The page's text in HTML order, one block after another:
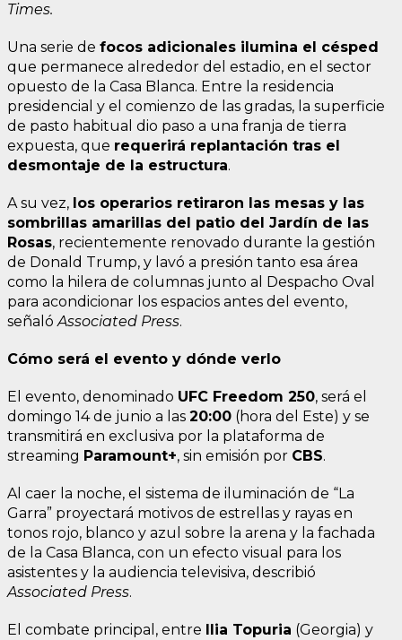
Times.
Una serie de focos adicionales ilumina el césped
que permanece alrededor del estadio, en el sector
opuesto de la Casa Blanca. Entre la residencia
presidencial y el comienzo de las gradas, la superficie
de pasto habitual dio paso a una franja de tierra
expuesta, que requerirá replantación tras el
desmontaje de la estructura.
A su vez, los operarios retiraron las mesas y las
sombrillas amarillas del patio del Jardín de las
Rosas, recientemente renovado durante la gestión
de Donald Trump, y lavó a presión tanto esa área
como la hilera de columnas junto al Despacho Oval
para acondicionar los espacios antes del evento,
señalóAssociated Press.
Cómo será el evento y dónde verlo
El evento, denominado UFC Freedom 250, será el
domingo 14 de junio a las 20:00 (hora del Este) y se
transmitirá en exclusiva por la plataforma de
streaming Paramount+, sin emisión por CBS.
Al caer la noche, el sistema de iluminación de “La
Garra” proyectará motivos de estrellas y rayas en
tonos rojo, blanco y azul sobre la arena y la fachada
de la Casa Blanca, con un efecto visual para los
asistentes y la audiencia televisiva, describió
Associated Press.
El combate principal, entre Ilia Topuria (Georgia) y